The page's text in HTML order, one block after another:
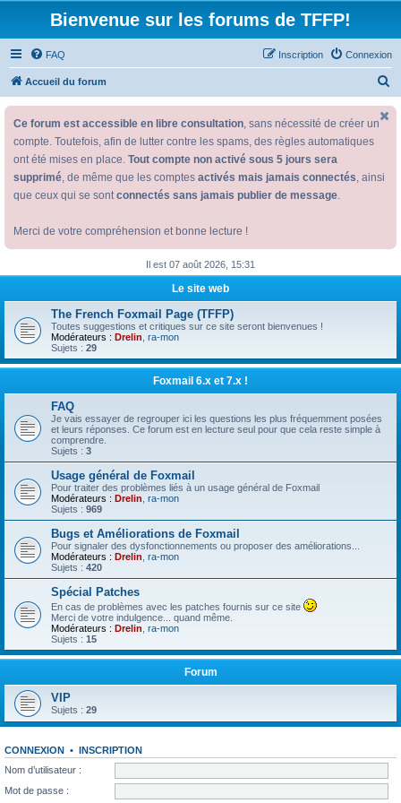
Bienvenue sur les forums de TFFP!
FAQ Connexion
Inscription
Accueil du forum
e
r
Ce forum est accessible en libre consultation, sans nécessité de créer un
compte. Toutefois, afin de lutter contre les spams, des règles automatiques
ont été mises en place. Tout compte non activé sous 5 jours sera
supprimé, de même que les comptes activés mais jamais connectés, ainsi
que ceux qui se sontconnectés sans jamais publier de message.
Merci de votre compréhension et bonne lecture !
Il est 07 août 2026, 15:31
Le site web
The French Foxmail Page (TFFP)
Toutes suggestions et critiques sur ce site seront bienvenues !
Modérateurs : Drelin ra-mon
Sujets : 29
Foxmail 6.x et 7.x !
FAQ
Je vais essayer de regrouper ici les questions les plus fréquemment posées
et leurs réponses. Ce forum est en lecture seul pour que cela reste simple à
comprendre.
Sujets : 3
Usage général de Foxmail
Pour traiter des problèmes liés à un usage général de Foxmail
Modérateurs : Drelin ra-mon
Sujets : 969
Bugs et Améliorations de Foxmail
Pour signaler des dysfonctionnements ou proposer des améliorations...
Modérateurs : Drelin ra-mon
Sujets : 420
Spécial Patches
En cas de problèmes avec les patches fournis sur ce site
Merci de votre indulgence... quand même.
Modérateurs : Drelin ra-mon
Sujets : 15
Forum
VIP
Sujets : 29
CONNEXION • INSCRIPTION
Nom d’utilisateur :
Mot de passe :